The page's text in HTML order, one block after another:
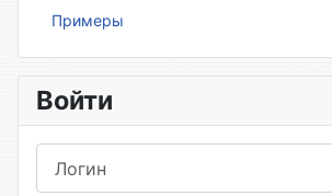
Примеры
Войти